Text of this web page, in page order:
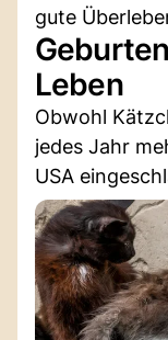
gute
Leben
Obwohl
jedes Jahr
USA